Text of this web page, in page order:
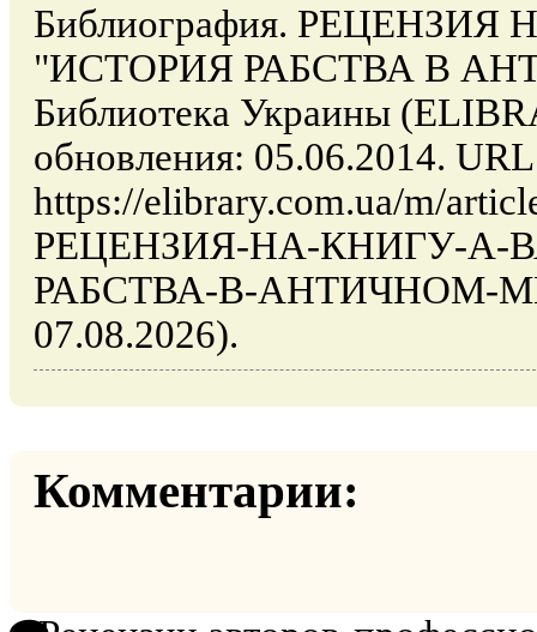
Библиография.
"ИСТОРИЯ РАБСТВА В
Библиотека Украины
обновления: 05.06.2014.
https://elibrary.com.ua/m/
РЕЦЕНЗИЯ-НА-КНИГУ-А-
РАБСТВА-В-АНТИЧНОМ-
07.08.2026).
Комментарии: